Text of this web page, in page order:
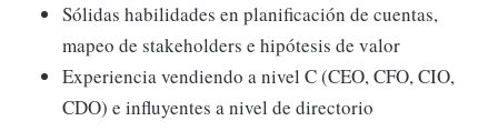
Sólidas habilidades en planificación de cuentas,
mapeo de stakeholders e hipótesis de valor
Experiencia vendiendo a nivel C (CEO, CFO, CIO,
CDO) e influyentes a nivel de directorio